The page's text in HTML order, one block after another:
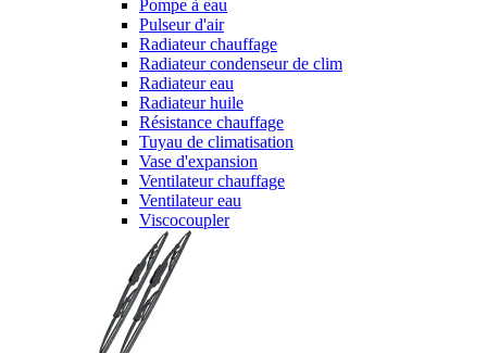
Pompe à eau
Pulseur d'air
Radiateur chauffage
Radiateur condenseur de clim
Radiateur eau
Radiateur huile
Résistance chauffage
Tuyau de climatisation
Vase d'expansion
Ventilateur chauffage
Ventilateur eau
Viscocoupler